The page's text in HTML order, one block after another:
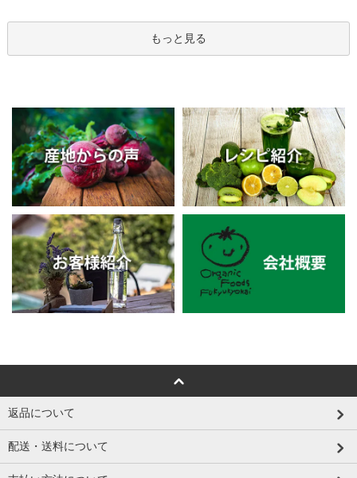
もっと見る
返品について
配送・送料について